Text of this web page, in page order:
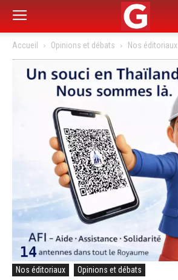
Accueil Opinions et débats Nos éditoriaux
Nos éditoriaux Opinions et débats